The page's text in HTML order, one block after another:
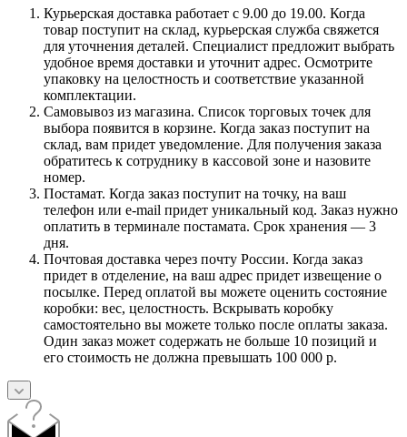
Курьерская доставка работает с 9.00 до 19.00. Когда
товар поступит на склад, курьерская служба свяжется
для уточнения деталей. Специалист предложит выбрать
удобное время доставки и уточнит адрес. Осмотрите
упаковку на целостность и соответствие указанной
комплектации.
Самовывоз из магазина. Список торговых точек для
выбора появится в корзине. Когда заказ поступит на
склад, вам придет уведомление. Для получения заказа
обратитесь к сотруднику в кассовой зоне и назовите
номер.
Постамат. Когда заказ поступит на точку, на ваш
телефон или e-mail придет уникальный код. Заказ нужно
оплатить в терминале постамата. Срок хранения — 3
дня.
Почтовая доставка через почту России. Когда заказ
придет в отделение, на ваш адрес придет извещение о
посылке. Перед оплатой вы можете оценить состояние
коробки: вес, целостность. Вскрывать коробку
самостоятельно вы можете только после оплаты заказа.
Один заказ может содержать не больше 10 позиций и
его стоимость не должна превышать 100 000 р.